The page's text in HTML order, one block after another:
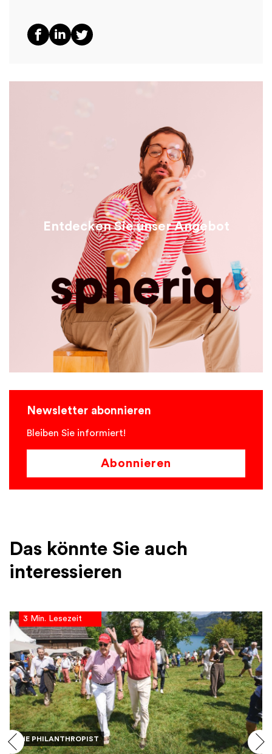
Entdecken Sie unser Angebot
Newsletter abonnieren
Bleiben Sie informiert!
Abonnieren
Das könnte Sie auch
interessieren
THE PHILANTHROPIST
3 Min. Lesezeit